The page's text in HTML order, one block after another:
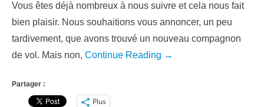
Vous êtes déjà nombreux à nous suivre et cela nous fait
bien plaisir. Nous souhaitions vous annoncer, un peu
tardivement, que avons trouvé un nouveau compagnon
de vol. Mais non, Continue Reading →
Partager :
Plus